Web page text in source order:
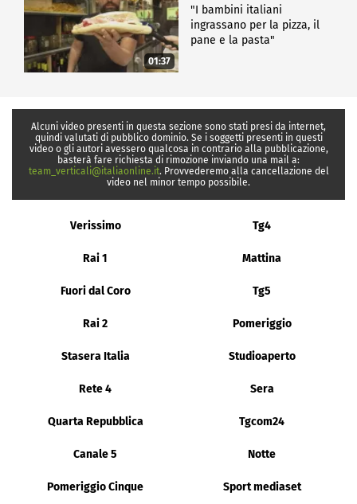
01:37
"I bambini italiani
ingrassano per la pizza, il
pane e la pasta"
Alcuni video presenti in questa sezione sono stati presi da internet,
quindi valutati di pubblico dominio. Se i soggetti presenti in questi
video o gli autori avessero qualcosa in contrario alla pubblicazione,
basterà fare richiesta di rimozione inviando una mail a:
team_verticali@italiaonline.it. Provvederemo alla cancellazione del
video nel minor tempo possibile.
Verissimo Tg4
Rai 1 Mattina
Fuori dal Coro Tg5
Rai 2 Pomeriggio
Stasera Italia Studioaperto
Rete 4 Sera
Quarta Repubblica Tgcom24
Canale 5 Notte
Pomeriggio Cinque Sport mediaset